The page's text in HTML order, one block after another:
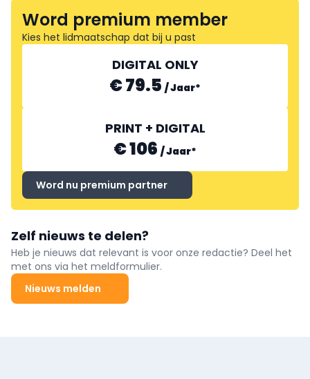
Word premium member
Kies het lidmaatschap dat bij u past
DIGITAL ONLY
€ 79.5 /Jaar*
PRINT + DIGITAL
€ 106 /Jaar*
Word nu premium partner
Zelf nieuws te delen?
Heb je nieuws dat relevant is voor onze redactie? Deel het
met ons via het meldformulier.
Nieuws melden